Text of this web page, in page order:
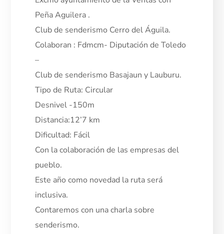
Peña Aguilera .
Club de senderismo Cerro del Águila.
Colaboran : Fdmcm- Diputación de Toledo
–
Club de senderismo Basajaun y Lauburu.
Tipo de Ruta: Circular
Desnivel -150m
Distancia:12’7 km
Dificultad: Fácil
Con la colaboración de las empresas del
pueblo.
Este año como novedad la ruta será
inclusiva.
Contaremos con una charla sobre
senderismo.